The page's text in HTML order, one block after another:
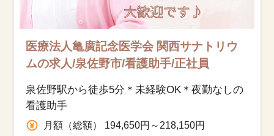
医療法人亀廣記念医学会 関西サナトリウ
ムの求人/泉佐野市/看護助手/正社員
泉佐野駅から徒歩5分＊未経験OK＊夜勤なしの
看護助手
月額（総額） 194,650円～218,150円